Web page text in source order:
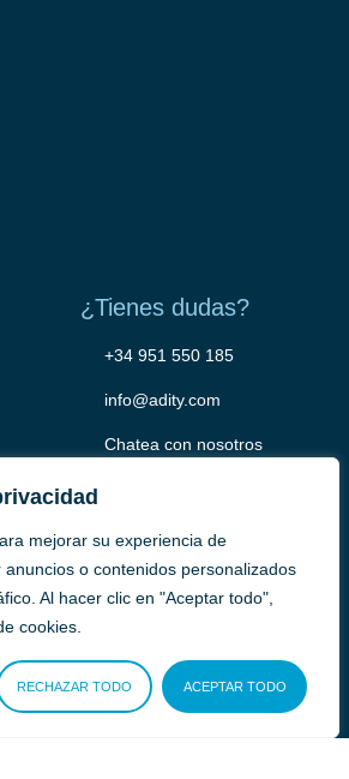
mejorar su experiencia de
anuncios o contenidos personalizados
Al hacer clic en "Aceptar todo",
cookies.
RECHAZAR TODO ACEPTAR TODO
¿Tienes dudas?
+34 951 550 185
info@adity.com
Chatea con nosotros
del Sitio –
Términos y condiciones –